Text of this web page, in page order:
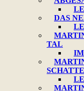
DAS
TAL